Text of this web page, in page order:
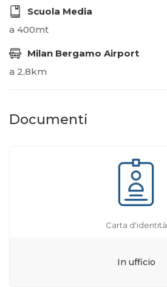
Scuola Media
a 400mt
Milan Bergamo Airport
a 2,8km
Documenti
Carta d'identità
In ufficio